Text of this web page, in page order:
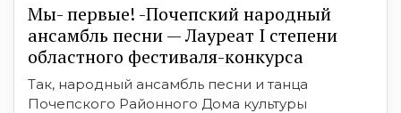
Мы- первые! -Почепский народный
ансамбль песни — Лауреат I степени
областного фестиваля-конкурса
Так, народный ансамбль песни и танца
Почепского Районного Дома культуры